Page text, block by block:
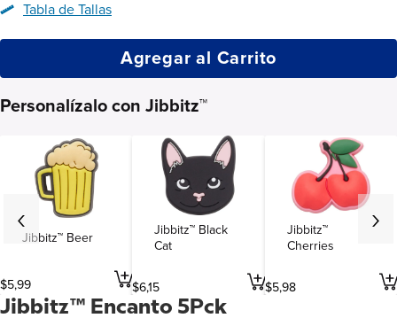
Tabla de Tallas
Agregar al Carrito
Personalízalo con Jibbitz™
Jibbitz™ Beer
$5,99
Jibbitz™ Black
Cat
$6,15
Jibbitz™
Cherries
$5,98
Jibbitz™ Encanto 5Pck